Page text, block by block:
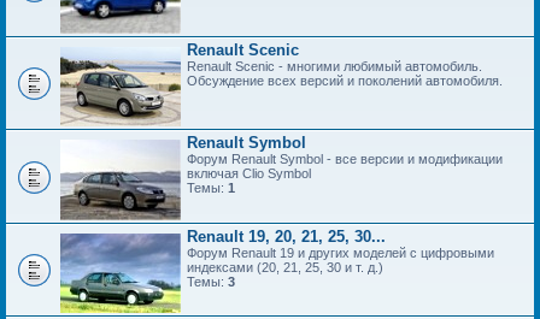
Renault Scenic
Renault Scenic - многими любимый автомобиль.
Обсуждение всех версий и поколений автомобиля.
Renault Symbol
Форум Renault Symbol - все версии и модификации
включая Clio Symbol
Темы: 1
Renault 19, 20, 21, 25, 30...
Форум Renault 19 и других моделей с цифровыми
индексами (20, 21, 25, 30 и т. д.)
Темы: 3